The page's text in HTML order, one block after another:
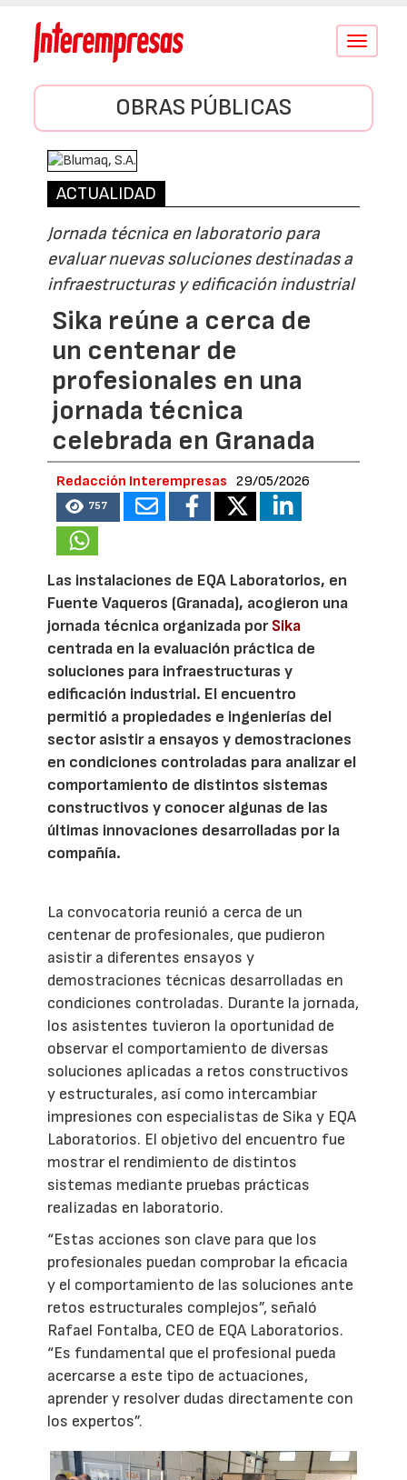
Conmutar
OBRAS PÚBLICAS
ACTUALIDAD
Jornada técnica en laboratorio para
evaluar nuevas soluciones destinadas a
infraestructuras y edificación industrial
Sika reúne a cerca de
un centenar de
profesionales en una
jornada técnica
celebrada en Granada
Redacción Interempresas 29/05/2026
757
Las instalaciones de EQA Laboratorios, en
Fuente Vaqueros (Granada), acogieron una
jornada técnica organizada porSika
centrada en la evaluación práctica de
soluciones para infraestructuras y
edificación industrial. El encuentro
permitió a propiedades e ingenierías del
sector asistir a ensayos y demostraciones
en condiciones controladas para analizar el
comportamiento de distintos sistemas
constructivos y conocer algunas de las
últimas innovaciones desarrolladas por la
compañía.
La convocatoria reunió a cerca de un
centenar de profesionales, que pudieron
asistir a diferentes ensayos y
demostraciones técnicas desarrolladas en
condiciones controladas. Durante la jornada,
los asistentes tuvieron la oportunidad de
observar el comportamiento de diversas
soluciones aplicadas a retos constructivos
y estructurales, así como intercambiar
impresiones con especialistas de Sika y EQA
Laboratorios. El objetivo del encuentro fue
mostrar el rendimiento de distintos
sistemas mediante pruebas prácticas
realizadas en laboratorio.
“Estas acciones son clave para que los
profesionales puedan comprobar la eficacia
y el comportamiento de las soluciones ante
retos estructurales complejos”, señaló
Rafael Fontalba, CEO de EQA Laboratorios.
“Es fundamental que el profesional pueda
acercarse a este tipo de actuaciones,
aprender y resolver dudas directamente con
los expertos”.